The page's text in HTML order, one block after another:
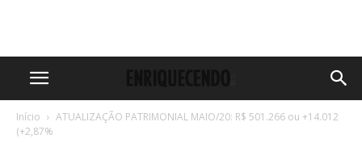
Início
ATUALIZAÇÃO PATRIMONIAL MAIO/20: R$ 501.266 ou +14.012
(+2,87%